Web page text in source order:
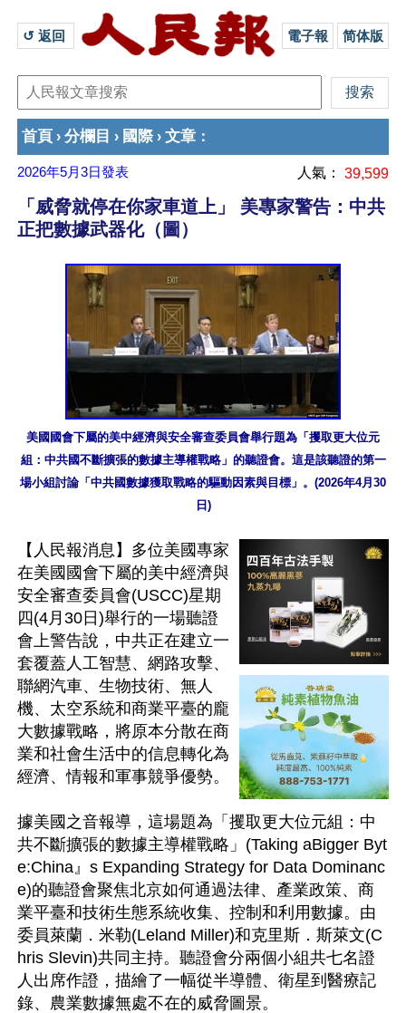
↺ 返回 電子報 简体版
首頁 › 分欄目 › 國際› 文章 ：
2026年5月3日發表 人氣： 39,599
「威脅就停在你家車道上」 美專家警告：中共
正把數據武器化（圖）
美國國會下屬的美中經濟與安全審查委員會舉行題為「攫取更大位元
組：中共國不斷擴張的數據主導權戰略」的聽證會。這是該聽證的第一
場小組討論「中共國數據獲取戰略的驅動因素與目標」。(2026年4月30
日)
【人民報消息】多位美國專家
在美國國會下屬的美中經濟與
安全審查委員會(USCC)星期
四(4月30日)舉行的一場聽證
會上警告說，中共正在建立一
套覆蓋人工智慧、網路攻擊、
聯網汽車、生物技術、無人
機、太空系統和商業平臺的龐
大數據戰略，將原本分散在商
業和社會生活中的信息轉化為
經濟、情報和軍事競爭優勢。
據美國之音報導，這場題為「攫取更大位元組：中
共不斷擴張的數據主導權戰略」(Taking aBigger Byt
e:China』s Expanding Strategy for Data Dominanc
e)的聽證會聚焦北京如何通過法律、產業政策、商
業平臺和技術生態系統收集、控制和利用數據。由
委員萊蘭．米勒(Leland Miller)和克里斯．斯萊文(C
hris Slevin)共同主持。聽證會分兩個小組共七名證
人出席作證，描繪了一幅從半導體、衛星到醫療記
錄、農業數據無處不在的威脅圖景。